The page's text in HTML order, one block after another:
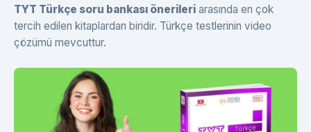
TYT Türkçe soru bankası önerileri arasında en çok
tercih edilen kitaplardan biridir. Türkçe testlerinin video
çözümü mevcuttur.